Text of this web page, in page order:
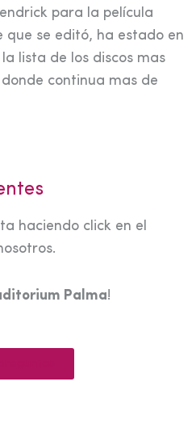
para la película
que se editó, ha estado en
lista de los discos mas
continua mas de
haciendo click en el
Palma!